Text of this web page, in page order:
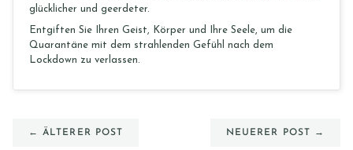
glücklicher und geerdeter.
Entgiften Sie Ihren Geist, Körper und Ihre Seele, um die
Quarantäne mit dem strahlenden Gefühl nach dem
Lockdown zu verlassen.
← ÄLTERER POST NEUERER POST →